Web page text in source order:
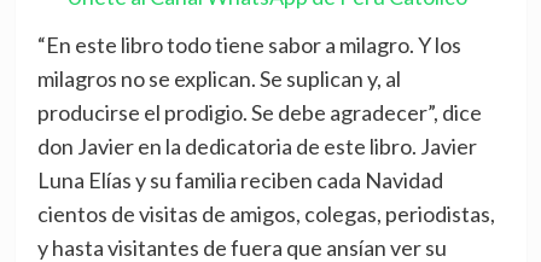
“En este libro todo tiene sabor a milagro. Y los
milagros no se explican. Se suplican y, al
producirse el prodigio. Se debe agradecer”, dice
don Javier en la dedicatoria de este libro. Javier
Luna Elías y su familia reciben cada Navidad
cientos de visitas de amigos, colegas, periodistas,
y hasta visitantes de fuera que ansían ver su